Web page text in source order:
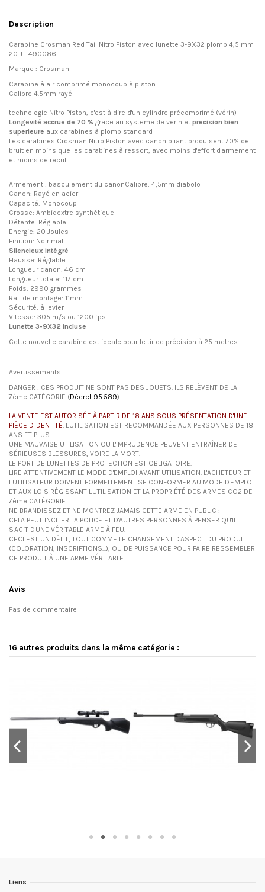
Description
Carabine Crosman Red Tail Nitro Piston avec lunette 3-9X32 plomb 4,5 mm
20 J - 490086
Marque : Crosman
Carabine à air comprimé monocoup à piston
Calibre 4.5mm rayé
technologie Nitro Piston, c'est à dire d'un cylindre précomprimé (vérin)
Longevité accrue de 70 % grace au systeme de verin et precision bien
superieure aux carabines à plomb standard
Les carabines Crosman Nitro Piston avec canon pliant produisent 70% de
bruit en moins que les carabines à ressort, avec moins d'effort d'armement
et moins de recul.
Armement : basculement du canonCalibre: 4,5mm diabolo
Canon: Rayé en acier
Capacité: Monocoup
Crosse: Ambidextre synthétique
Détente: Réglable
Energie: 20 Joules
Finition: Noir mat
Silencieux intégré
Hausse: Réglable
Longueur canon: 46 cm
Longueur totale: 117 cm
Poids: 2990 grammes
Rail de montage: 11mm
Sécurité: à levier
Vitesse: 305 m/s ou 1200 fps
Lunette 3-9X32 incluse
Cette nouvelle carabine est ideale pour le tir de précision à 25 metres.
Avertissements
DANGER : CES PRODUIT NE SONT PAS DES JOUETS. ILS RELÈVENT DE LA
7ème CATÉGORIE (Décret 95.589).
LA VENTE EST AUTORISÉE À PARTIR DE 18 ANS SOUS PRÉSENTATION D'UNE
PIÈCE D'IDENTITÉ. L'UTILISATION EST RECOMMANDÉE AUX PERSONNES DE 18
ANS ET PLUS.
UNE MAUVAISE UTILISATION OU L'IMPRUDENCE PEUVENT ENTRAÎNER DE
SÉRIEUSES BLESSURES, VOIRE LA MORT.
LE PORT DE LUNETTES DE PROTECTION EST OBLIGATOIRE.
LIRE ATTENTIVEMENT LE MODE D'EMPLOI AVANT UTILISATION. L'ACHETEUR ET
L'UTILISATEUR DOIVENT FORMELLEMENT SE CONFORMER AU MODE D'EMPLOI
ET AUX LOIS RÉGISSANT L'UTILISATION ET LA PROPRIÉTÉ DES ARMES CO2 DE
7ème CATÉGORIE.
NE BRANDISSEZ ET NE MONTREZ JAMAIS CETTE ARME EN PUBLIC :
CELA PEUT INCITER LA POLICE ET D'AUTRES PERSONNES À PENSER QU'IL
S'AGIT D'UNE VÉRITABLE ARME À FEU.
CECI EST UN DÉLIT, TOUT COMME LE CHANGEMENT D'ASPECT DU PRODUIT
(COLORATION, INSCRIPTIONS...), OU DE PUISSANCE POUR FAIRE RESSEMBLER
CE PRODUIT À UNE ARME VÉRITABLE.
Avis
Pas de commentaire
16 autres produits dans la même catégorie :
Liens